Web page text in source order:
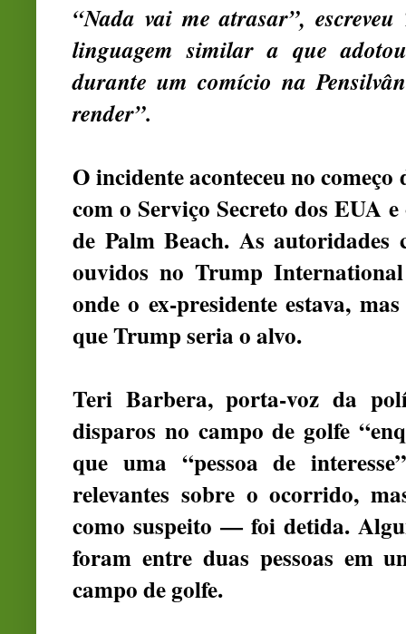
“Nada vai me atrasar”,
linguagem similar a que
durante um comício na
render”.
O incidente aconteceu no
com o Serviço Secreto dos EUA
de Palm Beach. As
ouvidos no Trump
onde o ex-presidente estava,
que Trump seria o alvo.
Teri Barbera, porta-voz da
disparos no campo de golfe
que uma “pessoa de
relevantes sobre o ocorrido,
como suspeito — foi detida.
foram entre duas pessoas em
campo de golfe.